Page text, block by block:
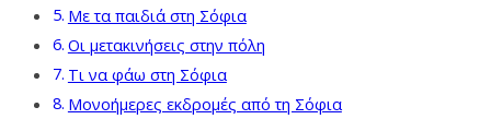
Με τα παιδιά στη Σόφια
Οι μετακινήσεις στην πόλη
Τι να φάω στη Σόφια
Μονοήμερες εκδρομές από τη Σόφια